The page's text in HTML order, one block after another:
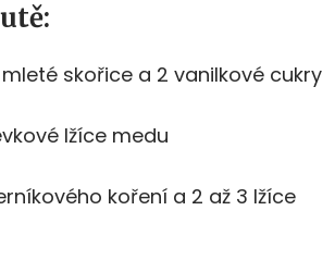
skořice a 2 vanilkové cukry
lžíce medu
koření a 2 až 3 lžíce